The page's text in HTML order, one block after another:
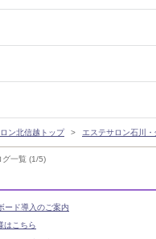
グ一覧 (1/5)
ン北信越トップ エステサロン石川
ード導入のご案内
はこちら